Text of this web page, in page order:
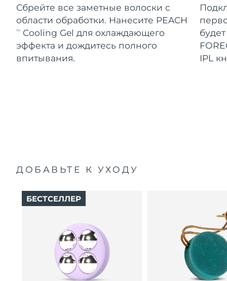
Сбрейте все заметные волоски с
области обработки. Нанесите PEACH
TM
Cooling Gel для охлаждающего
эффекта и дождитесь полного
впитывания.
IPL
ДОБАВЬТЕ К УХОДУ
БЕСТСЕЛЛЕР